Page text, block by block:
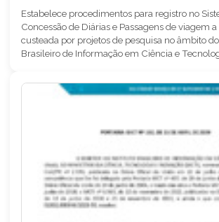
Estabelece procedimentos para registro no
Concessão de Diárias e Passagens de viagem
custeada por projetos de pesquisa no âmbito
Brasileiro de Informação em Ciência e